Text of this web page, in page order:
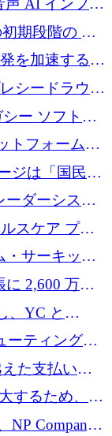
声 AI インフラ
万ドルを
期段階の AI
ユーロのフ
を加速するた
シードラウン
ー ソフトウ
を調達
トフォームを
万ポンド
ジは「国民の
ーダーシステ
万ユーロを調
スケア プラ
ルを投資
・サーキット
の資金調達
2,600 万ド
、YC と
信箱を立ち上
ーティングの
1,500 万ユ
た支払いを
確保
するため、25
のシリーズD
NP Company